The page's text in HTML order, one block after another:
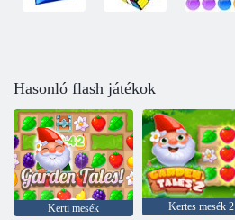
Hasonló flash játékok
Kerti mesék Kertes mesék 2